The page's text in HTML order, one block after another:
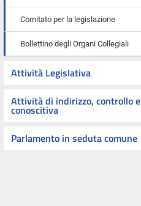
Comitato per la legislazione
Bollettino degli Organi Collegiali
Attività Legislativa
Attività di indirizzo, controllo e
conoscitiva
Parlamento in seduta comune